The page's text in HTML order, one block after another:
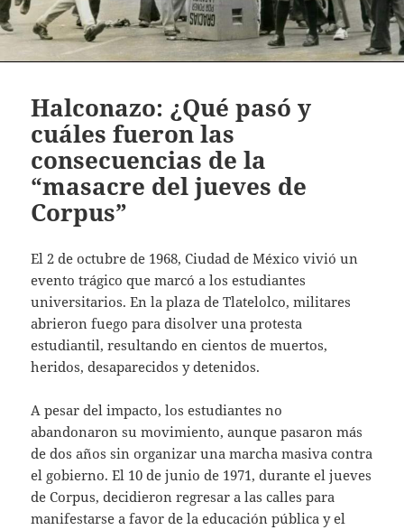
Halconazo: ¿Qué pasó y
cuáles fueron las
consecuencias de la
“masacre del jueves de
Corpus”
El 2 de octubre de 1968, Ciudad de México vivió un
evento trágico que marcó a los estudiantes
universitarios. En la plaza de Tlatelolco, militares
abrieron fuego para disolver una protesta
estudiantil, resultando en cientos de muertos,
heridos, desaparecidos y detenidos.
A pesar del impacto, los estudiantes no
abandonaron su movimiento, aunque pasaron más
de dos años sin organizar una marcha masiva contra
el gobierno. El 10 de junio de 1971, durante el jueves
de Corpus, decidieron regresar a las calles para
manifestarse a favor de la educación pública y el